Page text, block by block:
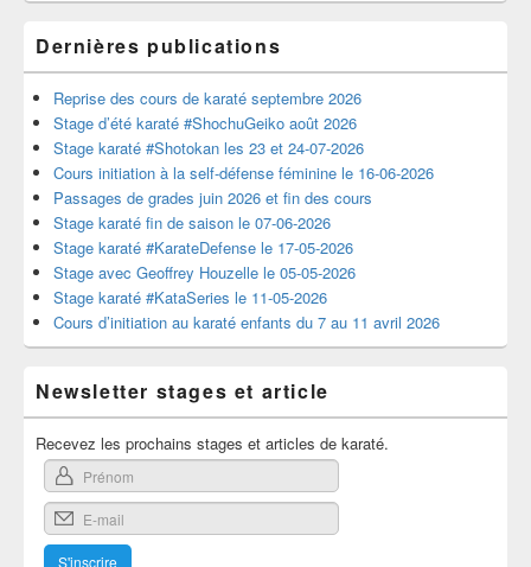
Dernières publications
Reprise des cours de karaté septembre 2026
Stage d’été karaté #ShochuGeiko août 2026
Stage karaté #Shotokan les 23 et 24-07-2026
Cours initiation à la self-défense féminine le 16-06-2026
Passages de grades juin 2026 et fin des cours
Stage karaté fin de saison le 07-06-2026
Stage karaté #KarateDefense le 17-05-2026
Stage avec Geoffrey Houzelle le 05-05-2026
Stage karaté #KataSeries le 11-05-2026
Cours d’initiation au karaté enfants du 7 au 11 avril 2026
Newsletter stages et article
Recevez les prochains stages et articles de karaté.